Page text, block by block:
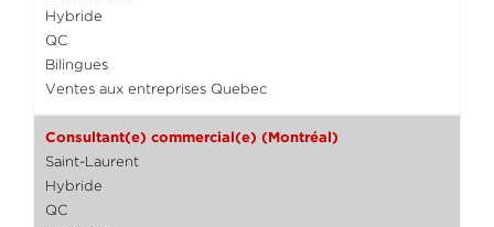
Hybride
QC
Bilingues
Ventes aux entreprises Quebec
Consultant(e) commercial(e) (Montréal)
Saint-Laurent
Hybride
QC